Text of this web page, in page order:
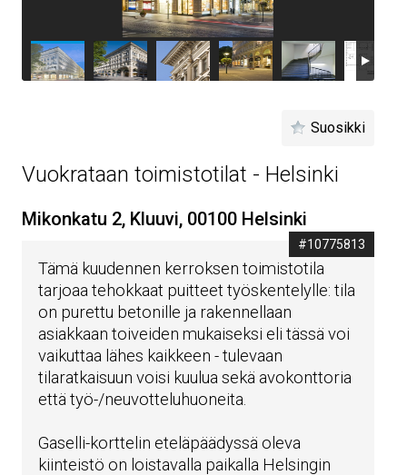
Suosikki
Vuokrataan toimistotilat - Helsinki
Mikonkatu 2, Kluuvi, 00100 Helsinki
#10775813
Tämä kuudennen kerroksen toimistotila
tarjoaa tehokkaat puitteet työskentelylle: tila
on purettu betonille ja rakennellaan
asiakkaan toiveiden mukaiseksi eli tässä voi
vaikuttaa lähes kaikkeen - tulevaan
tilaratkaisuun voisi kuulua sekä avokonttoria
että työ-/neuvotteluhuoneita.
Gaselli-korttelin eteläpäädyssä oleva
kiinteistö on loistavalla paikalla Helsingin